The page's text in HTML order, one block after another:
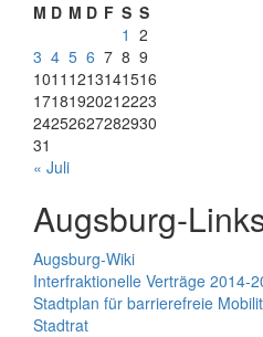
M D M D F S S
1 2
3 4 5 6 7 8 9
1011 1213141516
17181920212223
24252627282930
31
« Juli
Augsburg-
Augsburg-Wiki
Interfraktionelle Verträge 2014-
Stadtplan für barrierefreie
Stadtrat